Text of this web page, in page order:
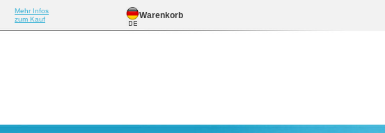
Mehr Infos
zum Kauf
Warenkorb